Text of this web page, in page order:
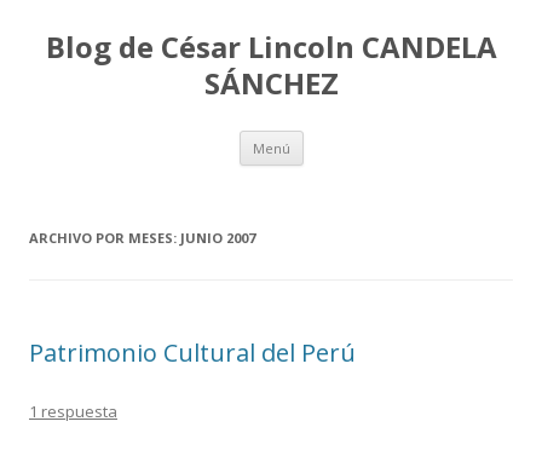
Blog de César Lincoln CANDELA
SÁNCHEZ
Menú Ir
contenido
ARCHIVO POR MESES: JUNIO 2007
Patrimonio Cultural del Perú
1 respuesta